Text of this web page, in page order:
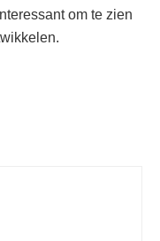
om te zien